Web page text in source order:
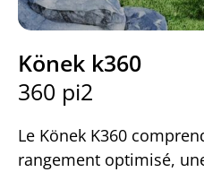
Könek k360
360 pi2
Le Könek K360
rangement optimisé,